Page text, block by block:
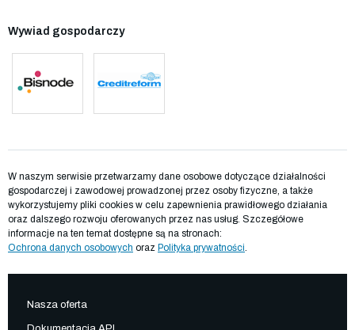
Wywiad gospodarczy
W naszym serwisie przetwarzamy dane osobowe dotyczące działalności
gospodarczej i zawodowej prowadzonej przez osoby fizyczne, a także
wykorzystujemy pliki cookies w celu zapewnienia prawidłowego działania
oraz dalszego rozwoju oferowanych przez nas usług. Szczegółowe
informacje na ten temat dostępne są na stronach:
Ochrona danych osobowych oraz Polityka prywatności.
Nasza oferta